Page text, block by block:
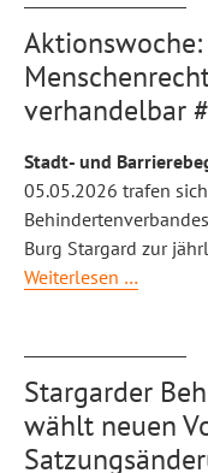
verhandelbar
Stadt- und
05.05.2026 trafen
Burg Stargard zur
Weiterlesen …
sind
nicht
Stargarder
wählt neuen